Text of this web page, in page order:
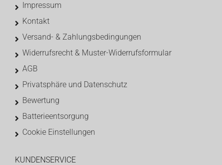
Impressum
Kontakt
Versand- & Zahlungsbedingungen
Widerrufsrecht & Muster-Widerrufsformular
AGB
Privatsphäre und Datenschutz
Bewertung
Batterieentsorgung
Cookie Einstellungen
KUNDENSERVICE